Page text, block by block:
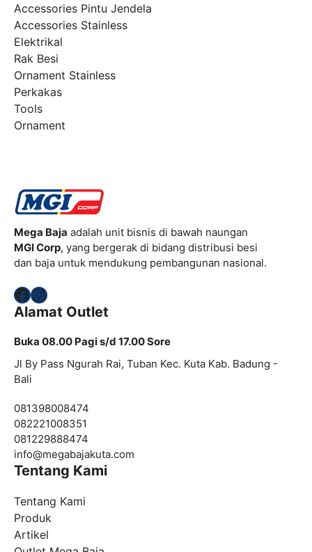
Accessories Pintu Jendela
Accessories Stainless
Elektrikal
Rak Besi
Ornament Stainless
Perkakas
Tools
Ornament
Mega Baja adalah unit bisnis di bawah naungan
MGI Corp, yang bergerak di bidang distribusi besi
dan baja untuk mendukung pembangunan nasional.
Facebook
Instagram
Alamat Outlet
Buka 08.00 Pagi s/d 17.00 Sore
Jl By Pass Ngurah Rai, Tuban Kec. Kuta Kab. Badung -
Bali
081398008474
082221008351
081229888474
info@megabajakuta.com
Tentang Kami
Tentang Kami
Produk
Artikel